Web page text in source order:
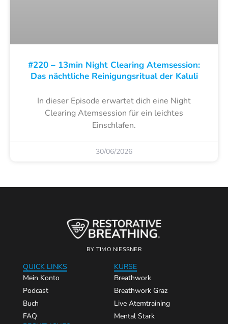
#220 – 13min Night Clearing Atemsession:
Das nächtliche Reinigungsritual der Kaluli
In dieser Episode erwartet dich eine Night
Clearing Atemsession für ein leichtes
Einschlafen.
30/06/2026
BY TIMO NIESSNER
KURSE
Breathwork
Breathwork Graz
Live Atemtraining
Mental Stark
QUICK LINKS
Mein Konto
Podcast
Buch
FAQ